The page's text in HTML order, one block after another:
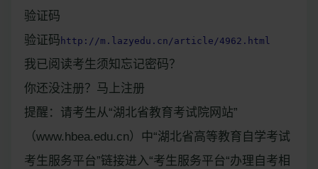
验证码
验证码 http://m.lazyedu.cn/article/4962.html
我已阅读考生须知忘记密码？
你还没注册？马上注册
提醒：请考生从“湖北省教育考试院网站”
（www.hbea.edu.cn）中“湖北省高等教育自学考试
考生服务平台”链接进入“考生服务平台“办理自考相